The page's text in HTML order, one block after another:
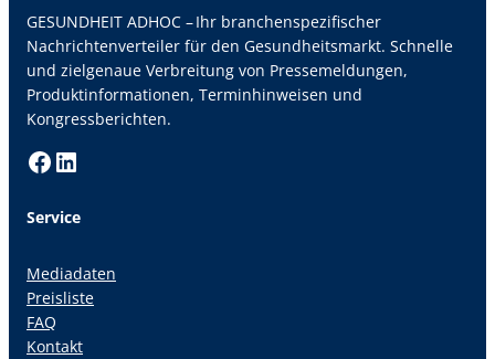
GESUNDHEIT ADHOC – Ihr branchenspezifischer
Nachrichtenverteiler für den Gesundheitsmarkt. Schnelle
und zielgenaue Verbreitung von Pressemeldungen,
Produktinformationen, Terminhinweisen und
Kongressberichten.
Facebook LinkedIn
Service
Mediadaten
Preisliste
FAQ
Kontakt